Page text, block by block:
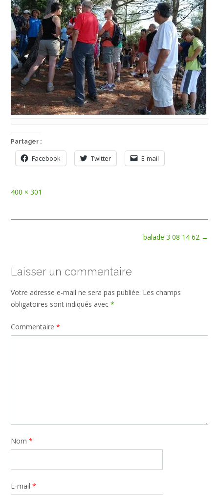
Partager :
Facebook Twitter E-mail
Full
400 × 301
balade 3 08 14 62 →
Laisser un commentaire
Votre adresse e-mail ne sera pas publiée. Les champs
obligatoires sont indiqués avec *
Commentaire *
Nom *
E-mail *